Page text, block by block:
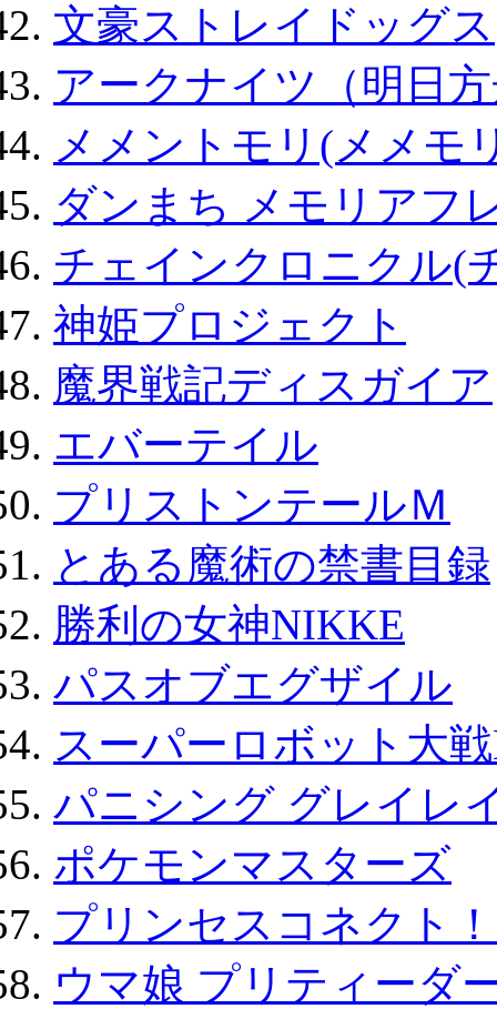
文豪ストレイドッグス
アークナイツ（明日
メメントモリ(メメモ
ダンまち メモリアフ
チェインクロニクル(
神姫プロジェクト
魔界戦記ディスガイア
エバーテイル
プリストンテールＭ
とある魔術の禁書目録
勝利の女神NIKKE
パスオブエグザイル
スーパーロボット大
パニシング グレイレ
ポケモンマスターズ
プリンセスコネクト
ウマ娘 プリティーダ